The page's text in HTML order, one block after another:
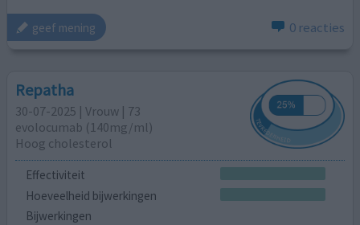
geef mening 0 reacties
Repatha
30-07-2025 | Vrouw | 73
evolocumab (140mg/ml)
Hoog cholesterol
Effectiviteit
Hoeveelheid bijwerkingen
Bijwerkingen